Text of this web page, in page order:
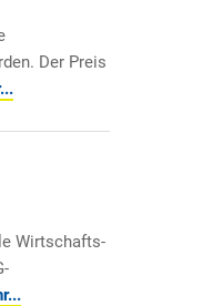
Der Preis
Wirtschafts-